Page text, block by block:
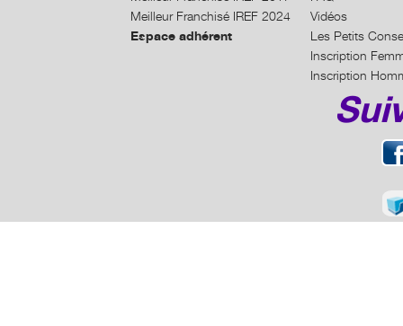
Meilleur Franchisé IREF 2024
Espace adhérent
Vidéos
Les Petits
Inscription
Inscription